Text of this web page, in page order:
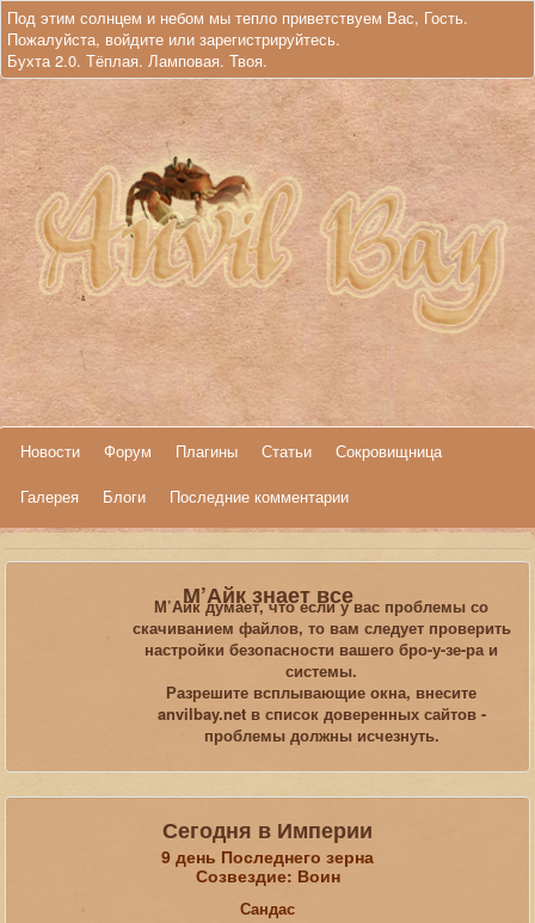
Под этим солнцем и небом мы тепло приветствуем Вас, Гость.
Пожалуйста, войдите или зарегистрируйтесь.
Бухта 2.0. Тёплая. Ламповая. Твоя.
Новости Форум Плагины Статьи
Сокровищница
Галерея
Блоги Последние комментарии
Гномеки в Муравинде_2М’Айк знает все
М’Айк думает, что если у вас проблемы со
скачиванием файлов, то вам следует проверить
настройки безопасности вашего бро-у-зе-ра и
системы.
Разрешите всплывающие окна, внесите
anvilbay.net в список доверенных сайтов -
проблемы должны исчезнуть.
Сегодня в Империи
9 день Последнего зерна
Созвездие: Воин
Сандас